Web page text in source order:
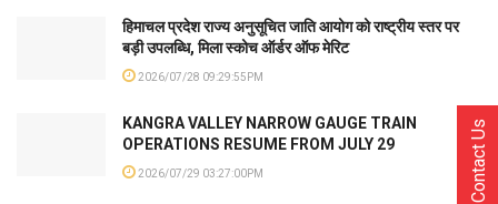
हिमाचल प्रदेश राज्य अनुसूचित जाति आयोग को राष्ट्रीय स्तर पर
बड़ी उपलब्धि, मिला स्कोच ऑर्डर ऑफ मेरिट
2026/07/28 09:29:55PM
KANGRA VALLEY NARROW GAUGE TRAIN
OPERATIONS RESUME FROM JULY 29
2026/07/29 03:27:00PM Contact Us